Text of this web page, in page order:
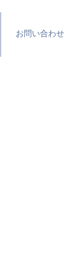
お問い合わせ